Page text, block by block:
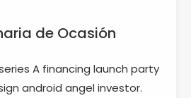
de Ocasión
A financing launch party
android angel investor.